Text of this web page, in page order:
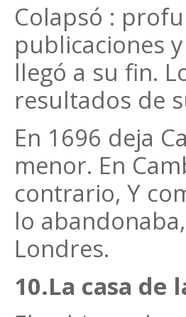
Colapsó :
publicaciones
llegó a su fin.
resultados de
En 1696 deja
menor. En
contrario, Y
lo
Londres.
10.La casa de